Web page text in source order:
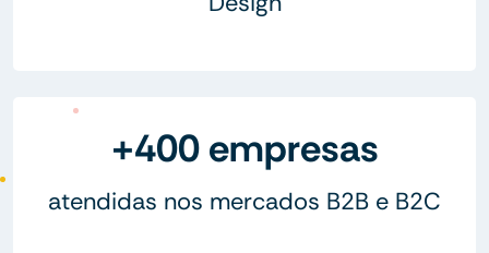
+400 empresas
atendidas nos mercados B2B e B2C